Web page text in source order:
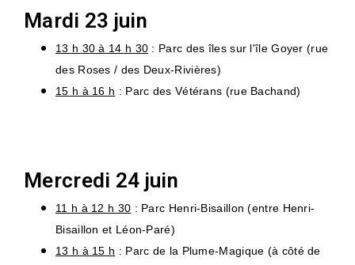
Mardi 23 juin
13 h 30 à 14 h 30 : Parc des îles sur l'île Goyer (rue
des Roses / des Deux-Rivières)
15 h à 16 h : Parc des Vétérans (rue Bachand)
Mercredi 24 juin
11 h à 12 h 30 : Parc Henri-Bisaillon (entre Henri-
Bisaillon et Léon-Paré)
13 h à 15 h : Parc de la Plume-Magique (à côté de